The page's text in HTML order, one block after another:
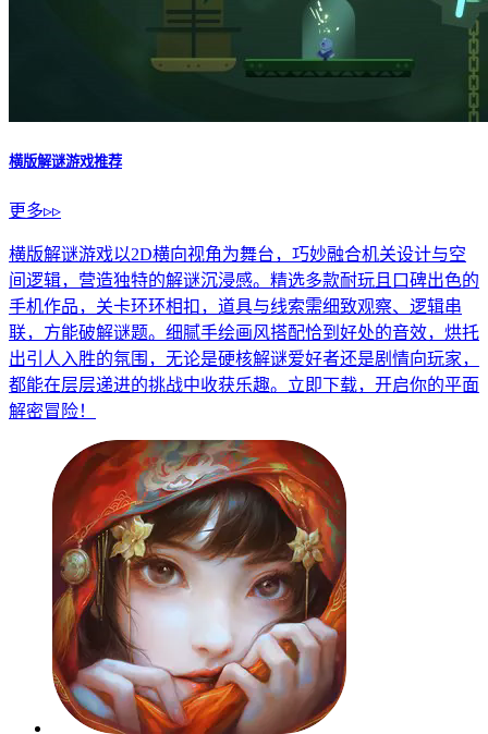
横版解谜游戏推荐
更多▹▹
横版解谜游戏以2D横向视角为舞台，巧妙融合机关设计与空
间逻辑，营造独特的解谜沉浸感。精选多款耐玩且口碑出色的
手机作品，关卡环环相扣，道具与线索需细致观察、逻辑串
联，方能破解谜题。细腻手绘画风搭配恰到好处的音效，烘托
出引人入胜的氛围，无论是硬核解谜爱好者还是剧情向玩家，
都能在层层递进的挑战中收获乐趣。立即下载，开启你的平面
解密冒险！